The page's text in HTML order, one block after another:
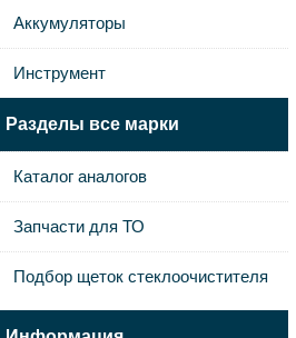
Аккумуляторы
Инструмент
Разделы все марки
Каталог аналогов
Запчасти для ТО
Подбор щеток стеклоочистителя